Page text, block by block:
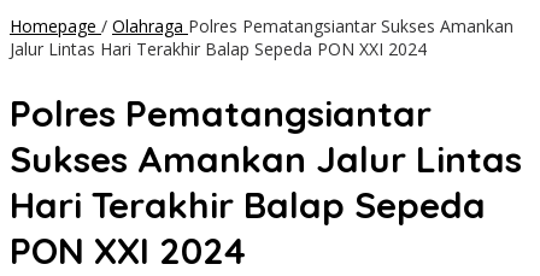
Homepage / Olahraga Polres Pematangsiantar Sukses Amankan
Jalur Lintas Hari Terakhir Balap Sepeda PON XXI 2024
Polres Pematangsiantar
Sukses Amankan Jalur Lintas
Hari Terakhir Balap Sepeda
PON XXI 2024